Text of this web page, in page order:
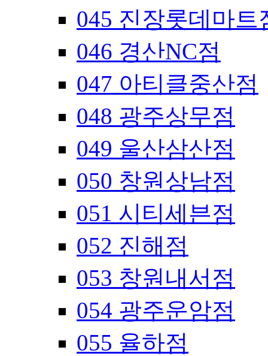
045 진장롯데마트
046 경산NC점
047 아티클중산점
048 광주상무점
049 울산삼산점
050 창원상남점
051 시티세븐점
052 진해점
053 창원내서점
054 광주운암점
055 율하점